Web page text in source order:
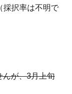
採択率は不明で
んが、3月上旬